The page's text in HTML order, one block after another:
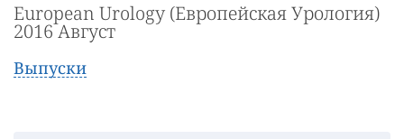
European Urology (Европейская Урология)
2016 Август
Выпуски